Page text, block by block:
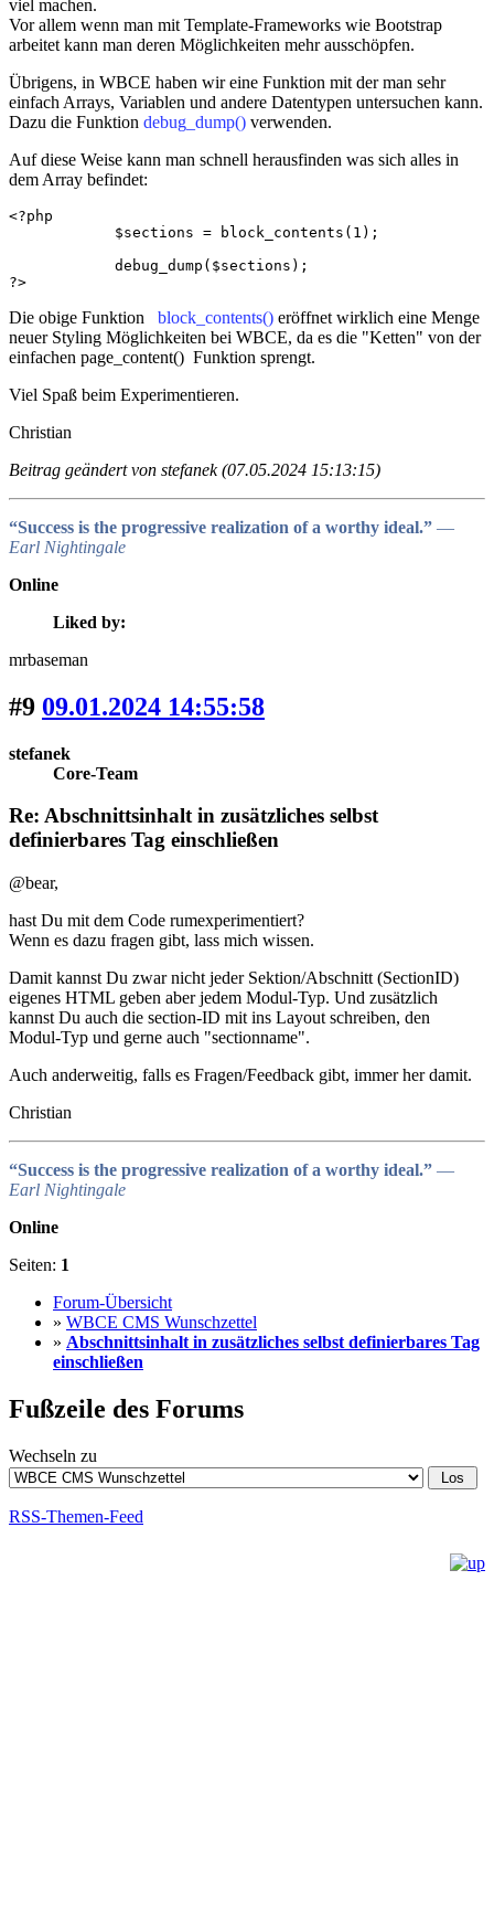
viel machen.
Vor allem wenn man mit Template-Frameworks wie Bootstrap
arbeitet kann man deren Möglichkeiten mehr ausschöpfen.
Übrigens, in WBCE haben wir eine Funktion mit der man sehr
einfach Arrays, Variablen und andere Datentypen untersuchen kann.
Dazu die Funktion debug_dump() verwenden.
Auf diese Weise kann man schnell herausfinden was sich alles in
dem Array befindet:
<?php
            $sections = block_contents(1);
            debug_dump($sections);
?>
Die obige Funktion block_contents() eröffnet wirklich eine Menge
neuer Styling Möglichkeiten bei WBCE, da es die "Ketten" von der
einfachen page_content() Funktion sprengt.
Viel Spaß beim Experimentieren.
Christian
Beitrag geändert von stefanek (07.05.2024 15:13:15)
“Success is the progressive realization of a worthy ideal.” ―
Earl Nightingale
Online
Liked by:
mrbaseman
#9 09.01.2024 14:55:58
stefanek
Core-Team
Re: Abschnittsinhalt in zusätzliches selbst
definierbares Tag einschließen
@bear,
hast Du mit dem Code rumexperimentiert?
Wenn es dazu fragen gibt, lass mich wissen.
Damit kannst Du zwar nicht jeder Sektion/Abschnitt (SectionID)
eigenes HTML geben aber jedem Modul-Typ. Und zusätzlich
kannst Du auch die section-ID mit ins Layout schreiben, den
Modul-Typ und gerne auch "sectionname".
Auch anderweitig, falls es Fragen/Feedback gibt, immer her damit.
Christian
“Success is the progressive realization of a worthy ideal.” ―
Earl Nightingale
Online
Seiten: 1
Forum-Übersicht
» WBCE CMS Wunschzettel
» Abschnittsinhalt in zusätzliches selbst definierbares Tag
einschließen
Fußzeile des Forums
Wechseln zu
RSS-Themen-Feed